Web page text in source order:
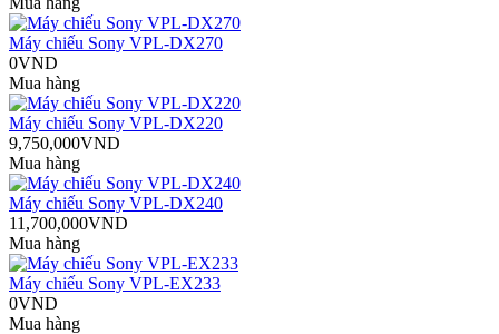
Máy chiếu Sony VPL-DX270
0VND
Mua hàng
Máy chiếu Sony VPL-DX220
9,750,000VND
Mua hàng
Máy chiếu Sony VPL-DX240
11,700,000VND
Mua hàng
Máy chiếu Sony VPL-EX233
0VND
Mua hàng